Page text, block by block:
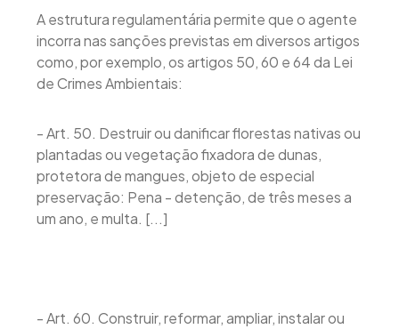
A estrutura regulamentária permite que o agente
incorra nas sanções previstas em diversos artigos
como, por exemplo, os artigos 50, 60 e 64 da Lei
de Crimes Ambientais:
- Art. 50. Destruir ou danificar florestas nativas ou
plantadas ou vegetação fixadora de dunas,
protetora de mangues, objeto de especial
preservação: Pena - detenção, de três meses a
um ano, e multa. [...]
- Art. 60. Construir, reformar, ampliar, instalar ou